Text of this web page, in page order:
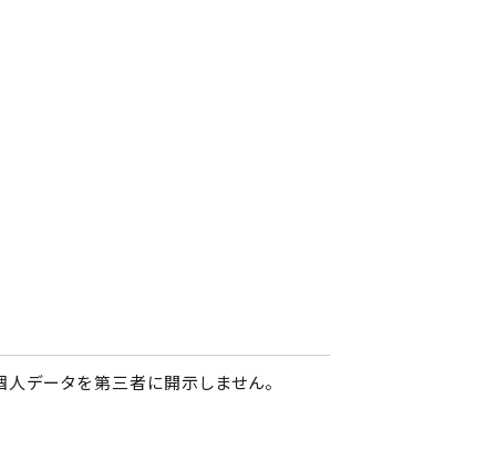
データを第三者に開示しません。